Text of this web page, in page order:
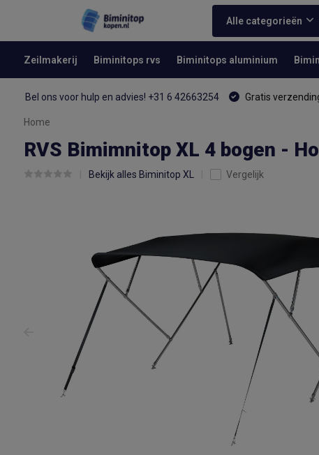
Alle categorieën
Zeilmakerij Biminitops rvs Biminitops aluminium
Bel ons voor hulp en advies! +31 6 42663254 Gratis
Home
RVS Bimimnitop XL 4 bogen -
Bekijk alles Biminitop XL Vergelijk